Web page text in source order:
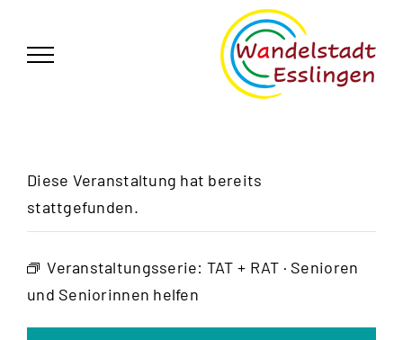
springen
Diese Veranstaltung hat bereits
stattgefunden.
Veranstaltungsserie: TAT + RAT · Senioren
und Seniorinnen helfen